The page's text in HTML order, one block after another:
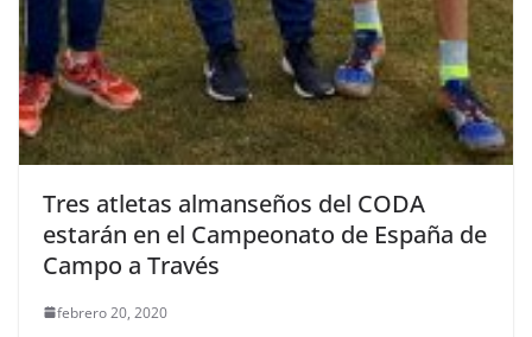
Tres atletas almanseños del CODA
estarán en el Campeonato de España de
Campo a Través
febrero 20, 2020